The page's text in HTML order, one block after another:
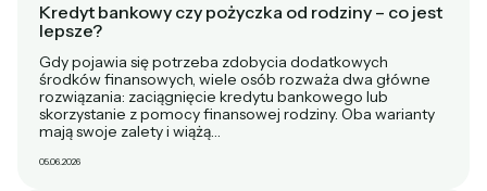
Kredyt bankowy czy pożyczka od rodziny – co jest
lepsze?
Gdy pojawia się potrzeba zdobycia dodatkowych
środków finansowych, wiele osób rozważa dwa główne
rozwiązania: zaciągnięcie kredytu bankowego lub
skorzystanie z pomocy finansowej rodziny. Oba warianty
mają swoje zalety i wiążą…
05.06.2026